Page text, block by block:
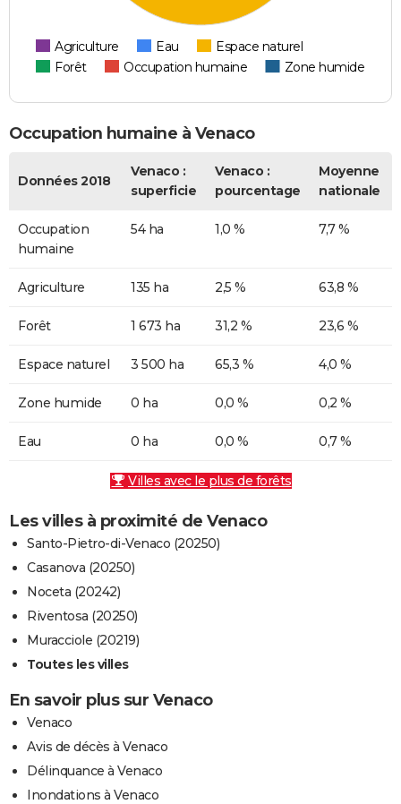
Agriculture Eau
Espace naturel
Forêt
Occupation humaine Zone humide
Occupation humaine à Venaco
Données 2018
Venaco :
superficie
Venaco :
pourcentage
Moyenne
nationale
Occupation
humaine
54 ha 1,0 % 7,7 %
Agriculture 135 ha 2,5 % 63,8 %
Forêt 1 673 ha 31,2 % 23,6 %
Espace naturel 3 500 ha 65,3 % 4,0 %
Zone humide 0 ha 0,0 % 0,2 %
Eau 0 ha 0,0 % 0,7 %
Villes avec le plus de forêts
Les villes à proximité de Venaco
Santo-Pietro-di-Venaco (20250)
Casanova (20250)
Noceta (20242)
Riventosa (20250)
Muracciole (20219)
Toutes les villes
En savoir plus sur Venaco
Venaco
Avis de décès à Venaco
Délinquance à Venaco
Inondations à Venaco